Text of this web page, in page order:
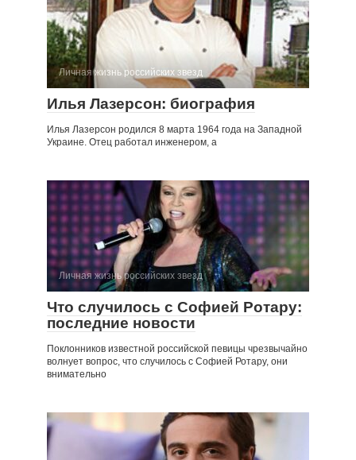
Личная жизнь российских звезд
Илья Лазерсон: биография
Илья Лазерсон родился 8 марта 1964 года на Западной
Украине. Отец работал инженером, а
Личная жизнь российских звезд
Что случилось с Софией Ротару:
последние новости
Поклонников известной российской певицы чрезвычайно
волнует вопрос, что случилось с Софией Ротару, они
внимательно